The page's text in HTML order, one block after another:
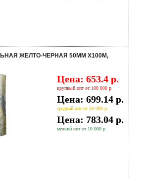
ЖЕЛТО-ЧЕРНАЯ 50ММ Х100М,
Цена: 653.4 р.
крупный опт от 100 000 р.
Цена: 699.14 р.
средний опт от 50 000 р.
Цена: 783.04 р.
мелкий опт от 10 000 р.